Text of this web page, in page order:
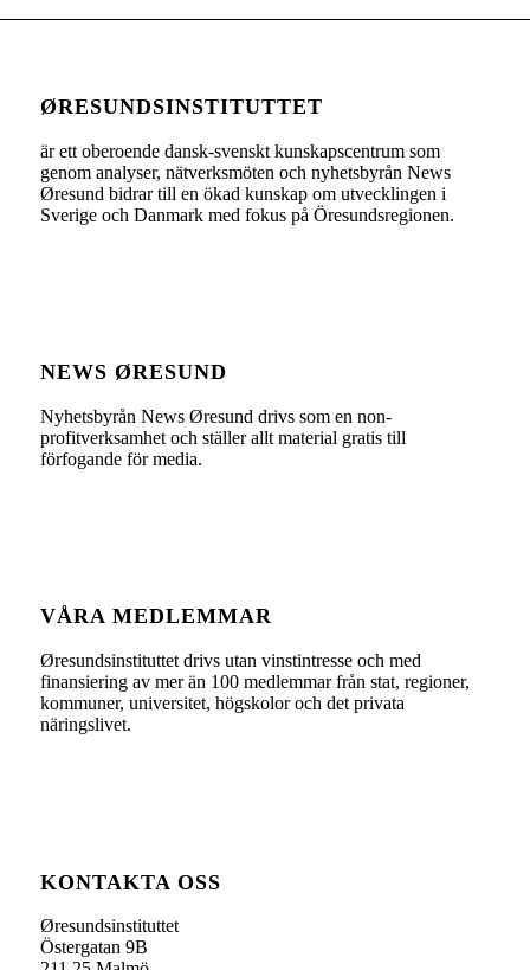
ØRESUNDSINSTITUTTET
är ett oberoende dansk-svenskt kunskapscentrum som
genom analyser, nätverksmöten och nyhetsbyrån News
Øresund bidrar till en ökad kunskap om utvecklingen i
Sverige och Danmark med fokus på Öresundsregionen.
NEWS ØRESUND
Nyhetsbyrån News Øresund drivs som en non-
profitverksamhet och ställer allt material gratis till
förfogande för media.
VÅRA MEDLEMMAR
Øresundsinstituttet drivs utan vinst­intresse och med
finansiering av mer än 100 medlemmar från stat, regioner,
kommuner, universitet, högskolor och det privata
näringslivet.
KONTAKTA OSS
Øresundsinstituttet
Östergatan 9B